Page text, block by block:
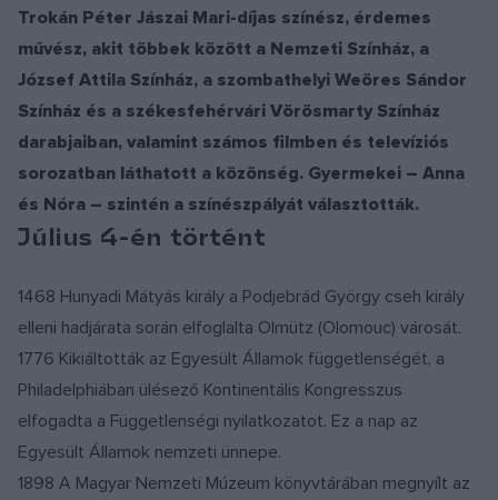
Az emberi élet meghosszabbításának mestersége (1799)
Hufeland munkája alapján készült. Egyetemi tankönyvként
használt kémiai összefoglalójának ilyen címet adott: Chémia
vagy a természet titka Gren Fridrik Albert Korát doktor
szerint magyarul (1807). Mint az előszóban kifejti: Én jeget
törtem, mert legelső magyar Chemiát írtam. Mindent tsupán
magamnak kellett legelőször kikeresnem a nyelv kebeléből.
Kováts a himlőoltásnak egyik korai propagálója is volt. Elveit
(1822). Ásványtannal is foglalkozott; ezt tanúsítja a
négyrészes Lexicon Mineralogicum enneaglottum. Az első
magyar törvényszéki orvostani tárgyú munka a Medicina
Jurensis vagy orvosi törvény tudomány, a táblabíró, bíró,
ügyvéd, törvénytudó, törvénytanuló, orvos, tanuló orvos
uraknak számokra (1828). Gyógyszerészettel foglalkozik
Magyar patika című összefoglaló műve.
társszerzőként. Kiadatlan kéziratait a pannonhalmi könyvtár
őrzi.
Magyar Szabadalmi Hivatal (Forrás: Évfordulóink 1996.
MTESZ; Magyar életrajzi lexikon; MEK)
Trokán Péter Jászai Mari-díjas színész, érdemes
művész, akit többek között a Nemzeti Színház, a
József Attila Színház, a szombathelyi Weöres Sándor
Színház és a székesfehérvári Vörösmarty Színház
darabjaiban, valamint számos filmben és televíziós
sorozatban láthatott a közönség. Gyermekei – Anna
és Nóra – szintén a színészpályát választották.
Július 4-én történt
1468 Hunyadi Mátyás király a Podjebrád György cseh király
elleni hadjárata során elfoglalta Olmütz (Olomouc) városát.
1776 Kikiáltották az Egyesült Államok függetlenségét, a
Philadelphiában ülésező Kontinentális Kongresszus
elfogadta a Függetlenségi nyilatkozatot. Ez a nap az
Egyesült Államok nemzeti ünnepe.
1898 A Magyar Nemzeti Múzeum könyvtárában megnyílt az